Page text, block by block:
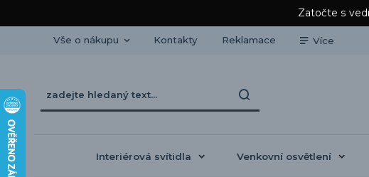
Zatočte s
Vše o nákupu Kontakty Reklamace Více
Interiérová svítidla Venkovní osvětlení